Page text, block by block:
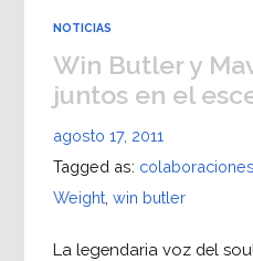
NOTICIAS
Win Butler y
juntos en el
agosto 17, 2011
Tagged as: colaboraciones
Weight, win butler
La legendaria voz del